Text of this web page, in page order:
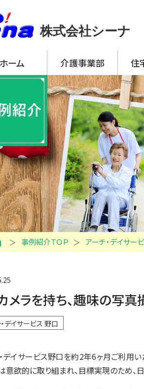
株式会社シーナ
ホーム 介護事業部
アーチ・デイサービス
・ アーチ・デイサービス 新神戸
・ アーチ・デイサービス 大開
・ アーチ・デイサービス 野口
・ アーチ・デイサービス 加古
・ アーチ・デイサービス 高砂
アーチ訪問介護
アーチ居宅介護支援事業所
特定施設入居者生活介護
住
翔月
翔月
事例紹介ＴＯＰ アーチ・デイサー
メラを持ち、趣味の写真
デイサービス 野口
デイサービス野口を約2年6ヶ月ご利用
意欲的に取り組まれ、目標実現のため、